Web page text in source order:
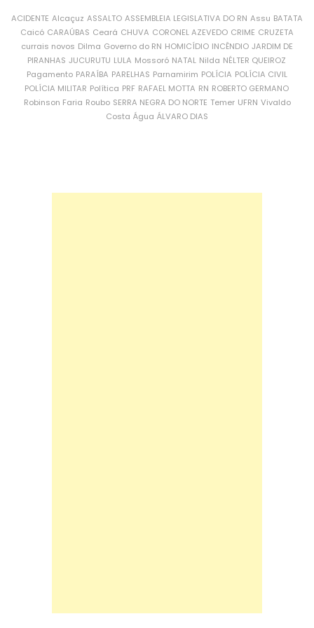
ACIDENTE Alcaçuz ASSALTO ASSEMBLEIA LEGISLATIVA DO RN Assu BATATA
Caicó CARAÚBAS Ceará CHUVA CORONEL AZEVEDO CRIME CRUZETA
currais novos Dilma Governo do RN HOMICÍDIO INCÊNDIO JARDIM DE
PIRANHAS JUCURUTU LULA Mossoró NATAL Nilda NÉLTER QUEIROZ
Pagamento PARAÍBA PARELHAS Parnamirim POLÍCIA POLÍCIA CIVIL
POLÍCIA MILITAR Política PRF RAFAEL MOTTA RN ROBERTO GERMANO
Robinson Faria Roubo SERRA NEGRA DO NORTE Temer UFRN Vivaldo
Costa Água ÁLVARO DIAS